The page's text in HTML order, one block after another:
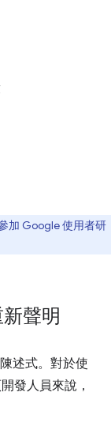
加 Google 使用者研
聲明
陳述式。對於使
發人員來說，